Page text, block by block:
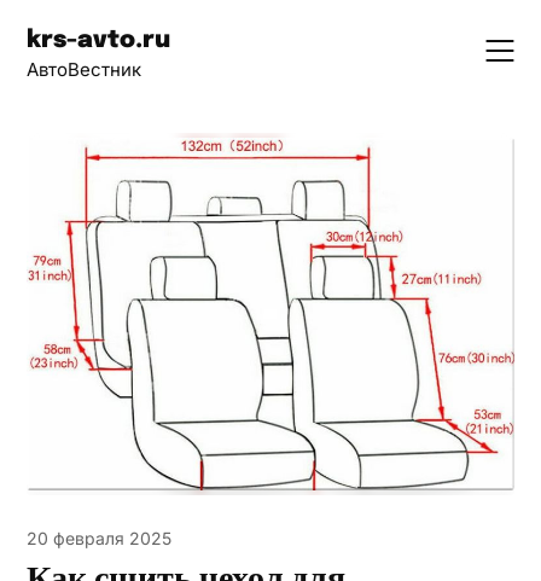
content
krs-avto.ru
АвтоВестник
20 февраля 2025